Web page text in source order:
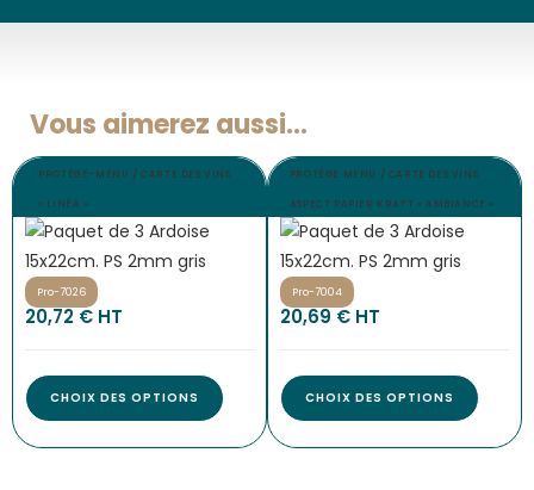
Vous aimerez aussi...
PROTÈGE-MENU / CARTE DES VINS
« LINÉA »
Pro-7026
20,72 € HT
CHOIX DES OPTIONS
PROTÈGE MENU / CARTE DES VINS
ASPECT PAPIER KRAFT « AMBIANCE »
Pro-7004
20,69 € HT
CHOIX DES OPTIONS